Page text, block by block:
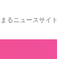
るニュースサイト